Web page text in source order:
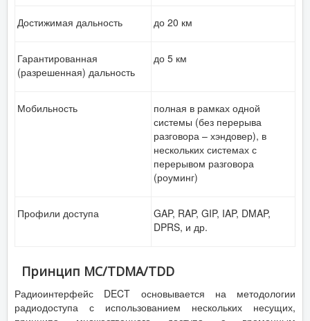
Достижимая дальность до 20 км
Гарантированная
(разрешенная) дальность
до 5 км
Мобильность
полная в рамках одной
системы (без перерыва
разговора – хэндовер), в
нескольких системах с
перерывом разговора
(роуминг)
Профили доступа
GAP, RAP, GIP, IAP, DMAP,
DPRS, и др.
Принцип MC/TDMA/TDD
Радиоинтерфейс DECT основывается на методологии
радиодоступа с использованием нескольких несущих,